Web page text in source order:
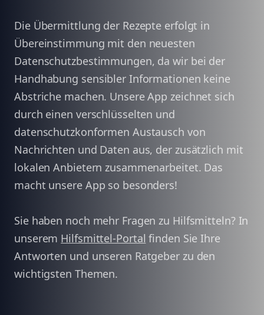
Die Übermittlung der Rezepte erfolgt in
Übereinstimmung mit den neuesten
Datenschutzbestimmungen, da wir bei der
Handhabung sensibler Informationen keine
Abstriche machen. Unsere App zeichnet sich
durch einen verschlüsselten und
datenschutzkonformen Austausch von
Nachrichten und Daten aus, der zusätzlich mit
lokalen Anbietern zusammenarbeitet. Das
macht unsere App so besonders!
Sie haben noch mehr Fragen zu Hilfsmitteln? In
unserem Hilfsmittel-Portal finden Sie Ihre
Antworten und unseren Ratgeber zu den
wichtigsten Themen.